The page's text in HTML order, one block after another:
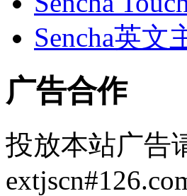
Sencha英文
广告合作
投放本站广告